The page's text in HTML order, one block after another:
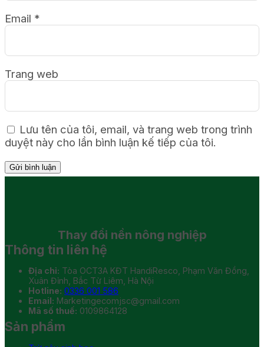
Email *
Trang web
Lưu tên của tôi, email, và trang web trong trình
duyệt này cho lần bình luận kế tiếp của tôi.
Thay đổi nền nông nghiệp
Thông tin liên hệ
Địa chỉ: Tòa OCT3A KĐT HandiResco, Phạm Văn Đồng,
Xuân Đỉnh, Bắc Từ Liêm, Hà Nội
Hotline: 0336 001 586
Email: Marketingecomjsc@gmail.com
Mã số thuế: 0109864128
Sản phẩm